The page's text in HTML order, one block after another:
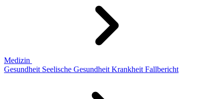
Medizin
Gesundheit Seelische Gesundheit Krankheit Fallbericht